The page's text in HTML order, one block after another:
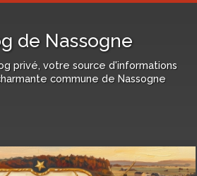
de Nassogne
privé, votre source d'informations
commune de Nassogne